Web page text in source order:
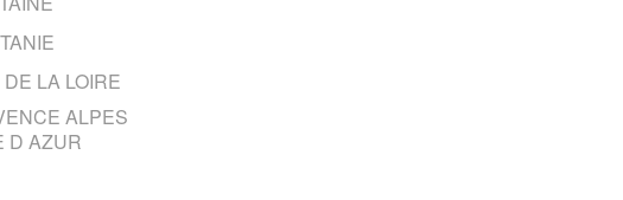
DE LA LOIRE
ALPES
D AZUR